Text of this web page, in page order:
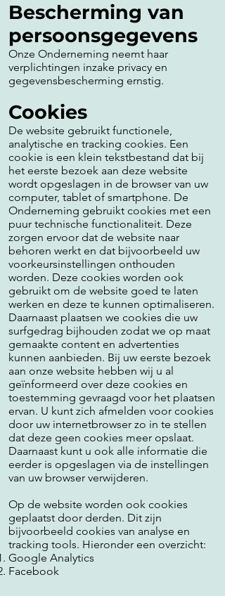
Bescherming van
persoonsgegevens
Onze Onderneming neemt haar
verplichtingen inzake privacy en
gegevensbescherming ernstig.
Cookies
De website gebruikt functionele,
analytische en tracking cookies. Een
cookie is een klein tekstbestand dat bij
het eerste bezoek aan deze website
wordt opgeslagen in de browser van uw
computer, tablet of smartphone. De
Onderneming gebruikt cookies met een
puur technische functionaliteit. Deze
zorgen ervoor dat de website naar
behoren werkt en dat bijvoorbeeld uw
voorkeursinstellingen onthouden
worden. Deze cookies worden ook
gebruikt om de website goed te laten
werken en deze te kunnen optimaliseren.
Daarnaast plaatsen we cookies die uw
surfgedrag bijhouden zodat we op maat
gemaakte content en advertenties
kunnen aanbieden. Bij uw eerste bezoek
aan onze website hebben wij u al
geïnformeerd over deze cookies en
toestemming gevraagd voor het plaatsen
ervan. U kunt zich afmelden voor cookies
door uw internetbrowser zo in te stellen
dat deze geen cookies meer opslaat.
Daarnaast kunt u ook alle informatie die
eerder is opgeslagen via de instellingen
van uw browser verwijderen.
Op de website worden ook cookies
geplaatst door derden. Dit zijn
bijvoorbeeld cookies van analyse en
tracking tools. Hieronder een overzicht:
Google Analytics
Facebook